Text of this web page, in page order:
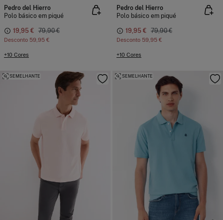
Pedro del Hierro
Polo básico em piqué
19,95 € 79,90 €
Desconto 59,95 €
+10 Cores
Pedro del Hierro
Polo básico em piqué
19,95 € 79,90 €
Desconto 59,95 €
+10 Cores
SEMELHANTE SEMELHANTE